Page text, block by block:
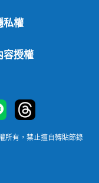
私權
容授權
所有，禁止擅自轉貼節錄